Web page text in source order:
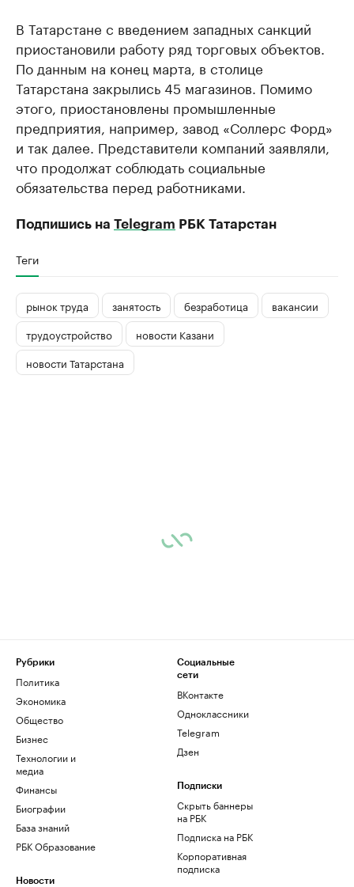
В Татарстане с введением западных санкций
приостановили работу ряд торговых объектов.
По данным на конец марта, в столице
Татарстана закрылись 45 магазинов. Помимо
этого, приостановлены промышленные
предприятия, например, завод «Соллерс Форд»
и так далее. Представители компаний заявляли,
что продолжат соблюдать социальные
обязательства перед работниками.
Подпишись на Telegram РБК Татарстан
Теги
рынок труда занятость безработица
вакансии
трудоустройство
новости Казани
новости Татарстана
Рубрики
Политика
Экономика
Общество
Бизнес
Технологии и
медиа
Финансы
Биографии
База знаний
РБК Образование
Новости
Социальные
сети
ВКонтакте
Одноклассники
Telegram
Дзен
Подписки
Скрыть баннеры
на РБК
Подписка на РБК
Корпоративная
подписка